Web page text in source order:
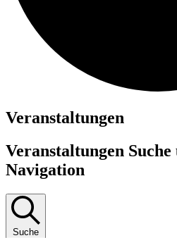
Veranstaltungen
Veranstaltungen
Navigation
Suche